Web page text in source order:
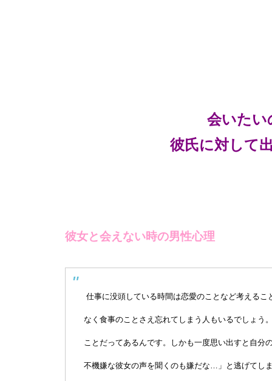
会いた
彼氏に対して
彼女と会えない時の男性心理
仕事に没頭している時間は恋愛のことなど考える
なく食事のことさえ忘れてしまう人もいるでしょう
ことだってあるんです。しかも一度思い出すと自分
不機嫌な彼女の声を聞くのも嫌だな…」と逃げてし